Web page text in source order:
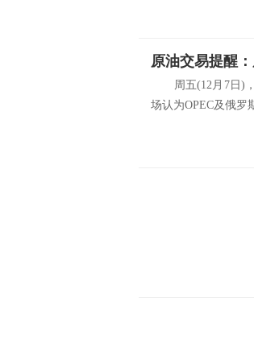
周五(12月7日)，
场认为OPEC及俄罗